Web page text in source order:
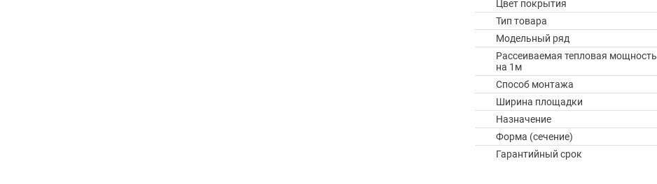
Цвет покрытия
Тип товара
Модельный ряд
Рассеиваемая тепловая мощность
на 1м
Способ монтажа
Ширина площадки
Назначение
Форма (сечение)
Гарантийный срок